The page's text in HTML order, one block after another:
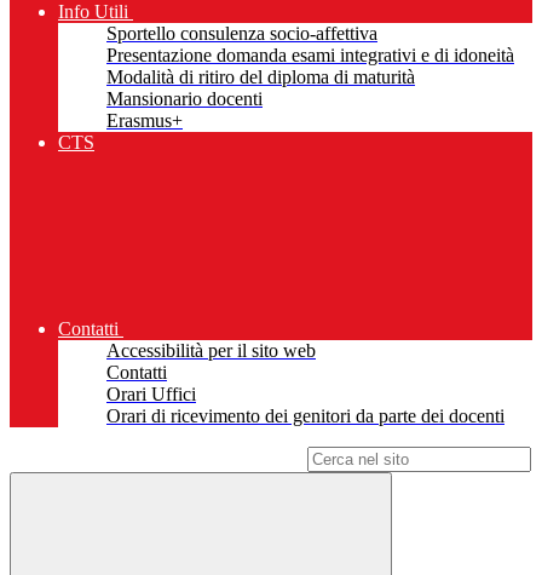
Info Utili
Sportello consulenza socio-affettiva
Presentazione domanda esami integrativi e di idoneità
Modalità di ritiro del diploma di maturità
Mansionario docenti
Erasmus+
CTS
Contatti
Accessibilità per il sito web
Contatti
Orari Uffici
Orari di ricevimento dei genitori da parte dei docenti